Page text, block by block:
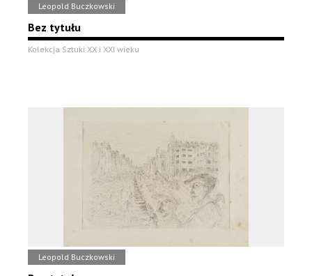
Leopold Buczkowski
Bez tytułu
Kolekcja Sztuki XX i XXI wieku
Leopold Buczkowski